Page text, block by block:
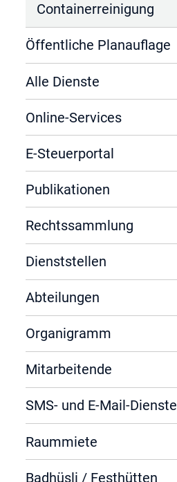
Containerreinigung
Öffentliche Planauflage
Alle Dienste
Online-Services
E-Steuerportal
Publikationen
Rechtssammlung
Dienststellen
Abteilungen
Organigramm
Mitarbeitende
SMS- und E-Mail-Dienste
Raummiete
Badhüsli / Festhütten